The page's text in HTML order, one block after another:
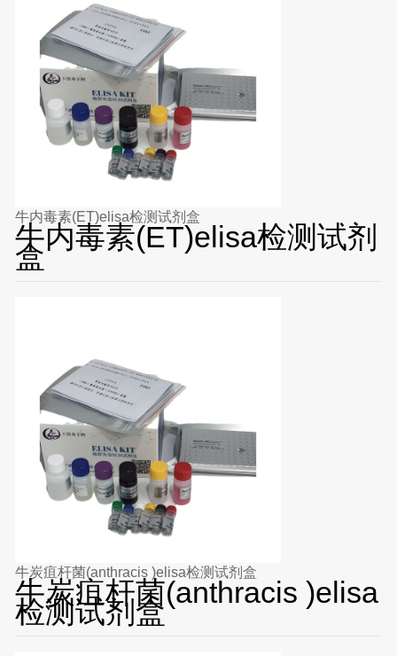
牛内毒素(ET)elisa检测试剂盒
牛内毒素(ET)elisa检测试剂
盒
牛炭疽杆菌(anthracis )elisa检测试剂盒
牛炭疽杆菌(anthracis )elisa
检测试剂盒